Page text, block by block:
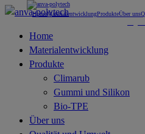
Home
Materialentwicklung
Produkte
Climarub
Gummi und Silikon
Bio-TPE
Über uns
HomeMaterialentwicklungProdukteÜber uns